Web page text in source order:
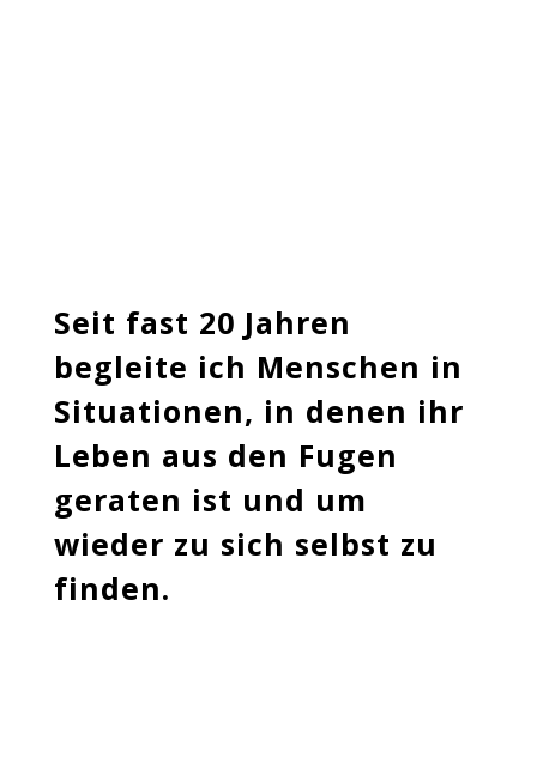
Seit fast 20 Jahren
begleite ich Menschen in
Situationen, in denen ihr
Leben aus den Fugen
geraten ist und um
wieder zu sich selbst zu
finden.